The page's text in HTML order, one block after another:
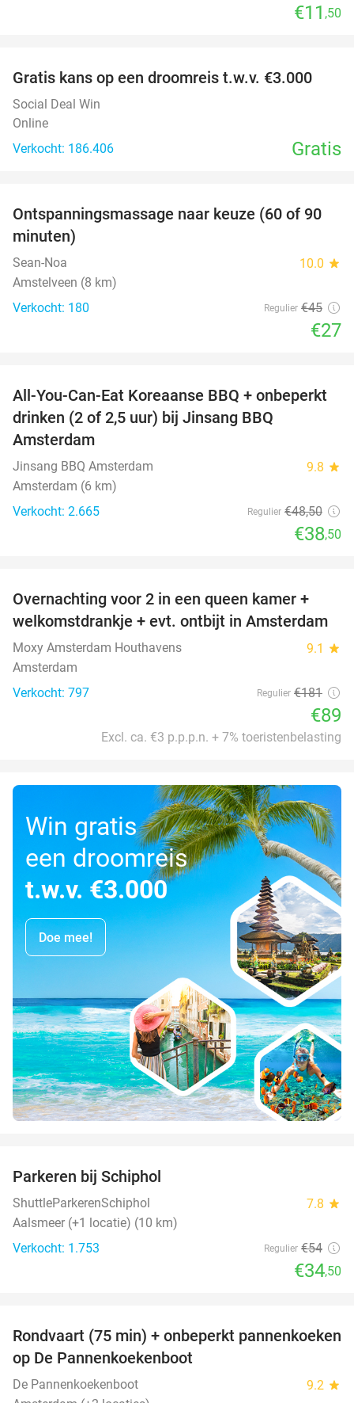
€11 ,50
Gratis kans op een droomreis t.w.v. €3.000
Social Deal Win
Online
Verkocht: 186.406
Gratis
40%
Ontspanningsmassage naar keuze (60 of 90
minuten)
Sean-Noa 10.0 star
Amstelveen (8 km)
Verkocht: 180
Regulier €45
€27
21%
All-You-Can-Eat Koreaanse BBQ + onbeperkt
drinken (2 of 2,5 uur) bij Jinsang BBQ
Amsterdam
Jinsang BBQ Amsterdam 9.8 star
Amsterdam (6 km)
Verkocht: 2.665
Regulier €48,50
€38,50
51%
Overnachting voor 2 in een queen kamer +
welkomstdrankje + evt. ontbijt in Amsterdam
Moxy Amsterdam Houthavens 9.1 star
Amsterdam
Verkocht: 797
Regulier €181
€89
Excl. ca. €3 p.p.p.n. + 7% toeristenbelasting
Win gratis
een droomreis
t.w.v. €3.000
Doe mee!
Parkeren bij Schiphol
ShuttleParkerenSchiphol 7.8 star
Aalsmeer (+1 locatie) (10 km)
Verkocht: 1.753
Regulier €54
€34,50
30%
Rondvaart (75 min) + onbeperkt pannenkoeken
op De Pannenkoekenboot
De Pannenkoekenboot 9.2 star